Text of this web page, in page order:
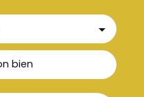
bien